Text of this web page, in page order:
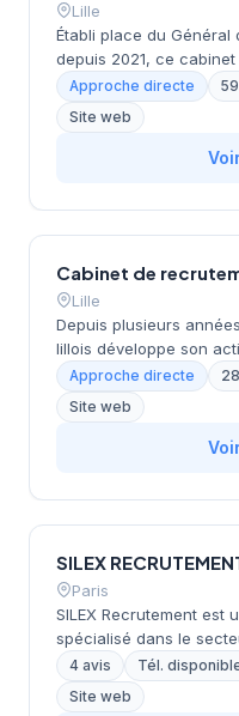
Lille
Établi place du
depuis 2021, ce
activités de conseil en
direction de Jérémie
d'existence
recrutements avec une
Approche directe
Site web
Lille
Depuis plusieurs
lillois développe son
en ressources
structure accompagne
leurs recrutements tout
personnalisé des
Approche directe
Site web
SILEX
Paris
SILEX Recrutement est
spécialisé dans le
Le cabinet propose ses
candidats qu'aux
ce domaine.
4 avis Tél.
Site web